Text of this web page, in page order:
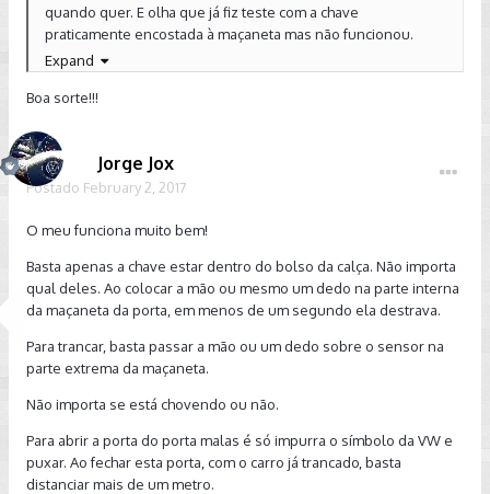
quando quer. E olha que já fiz teste com a chave
praticamente encostada à maçaneta mas não funcionou.
Agendei na concessionária para ver isso e mais algumas
coisas. Manterei-os atualizados.
Expand
Boa sorte!!!
Jorge Jox
Postado February 2, 2017
O meu funciona muito bem!
Basta apenas a chave estar dentro do bolso da calça. Não importa
qual deles. Ao colocar a mão ou mesmo um dedo na parte interna
da maçaneta da porta, em menos de um segundo ela destrava.
Para trancar, basta passar a mão ou um dedo sobre o sensor na
parte extrema da maçaneta.
Não importa se está chovendo ou não.
Para abrir a porta do porta malas é só impurra o símbolo da VW e
puxar. Ao fechar esta porta, com o carro já trancado, basta
distanciar mais de um metro.